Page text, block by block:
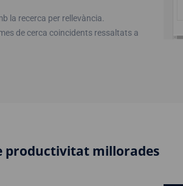
la recerca per rellevància.
de cerca coincidents ressaltats a
productivitat millorades